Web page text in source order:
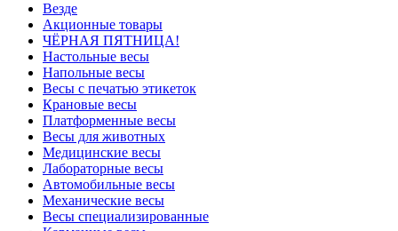
Везде
Акционные товары
ЧЁРНАЯ ПЯТНИЦА!
Настольные весы
Напольные весы
Весы с печатью этикеток
Крановые весы
Платформенные весы
Весы для животных
Медицинские весы
Лабораторные весы
Автомобильные весы
Механические весы
Весы специализированные